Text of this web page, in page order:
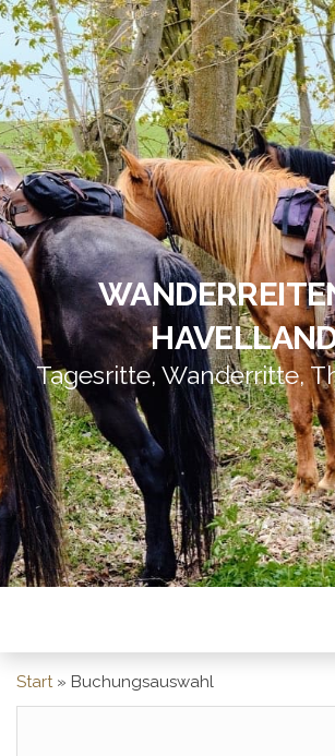
Tagesritte, Wanderritte,
Start» Buchungsauswahl